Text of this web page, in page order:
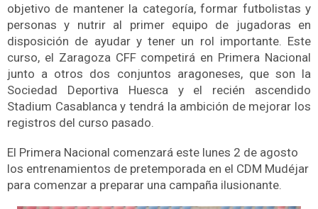
objetivo de mantener la categoría, formar futbolistas y
personas y nutrir al primer equipo de jugadoras en
disposición de ayudar y tener un rol importante. Este
curso, el Zaragoza CFF competirá en Primera Nacional
junto a otros dos conjuntos aragoneses, que son la
Sociedad Deportiva Huesca y el recién ascendido
Stadium Casablanca y tendrá la ambición de mejorar los
registros del curso pasado.
El Primera Nacional comenzará este lunes 2 de agosto
los entrenamientos de pretemporada en el CDM Mudéjar
para comenzar a preparar una campaña ilusionante.